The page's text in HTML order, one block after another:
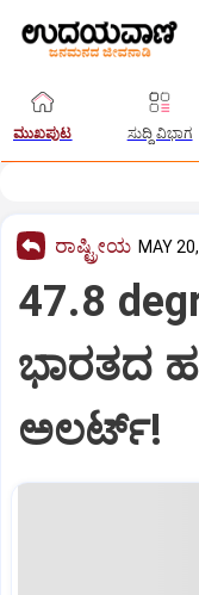
ಮುಖಪುಟ ಸುದ್ದಿ ವಿಭಾಗ
ರಾಷ್ಟ್ರೀಯ MAY
47.8
ಭಾರತದ
ಅಲರ್ಟ್‌!